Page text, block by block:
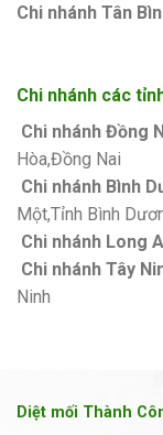
Chi nhánh Tân
Chi nhánh các
Chi nhánh Đồng
Hòa,Đồng Nai
Chi nhánh Bình
Một,Tỉnh Bình
Chi nhánh Long
Chi nhánh Tây
Ninh
Diệt mối Thành